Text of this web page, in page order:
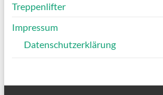
Treppenlifter
Impressum
Datenschutzerklärung